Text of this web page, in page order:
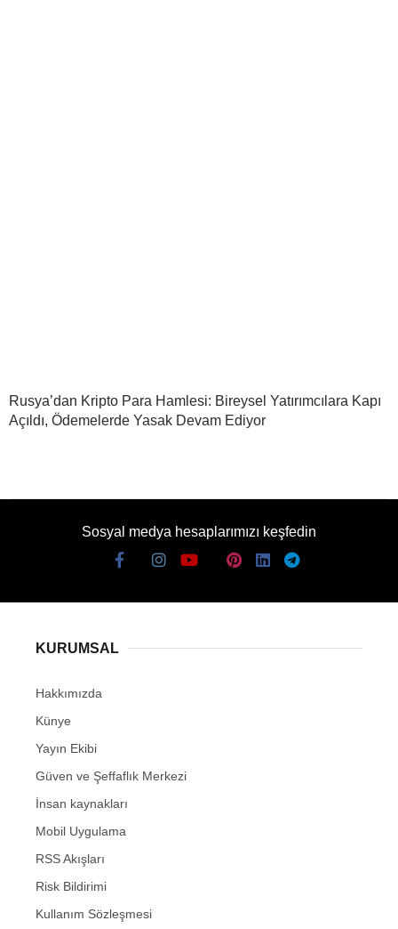
Rusya’dan Kripto Para Hamlesi: Bireysel Yatırımcılara Kapı
Açıldı, Ödemelerde Yasak Devam Ediyor
Sosyal medya hesaplarımızı keşfedin
KURUMSAL
Hakkımızda
Künye
Yayın Ekibi
Güven ve Şeffaflık Merkezi
İnsan kaynakları
Mobil Uygulama
RSS Akışları
Risk Bildirimi
Kullanım Sözleşmesi